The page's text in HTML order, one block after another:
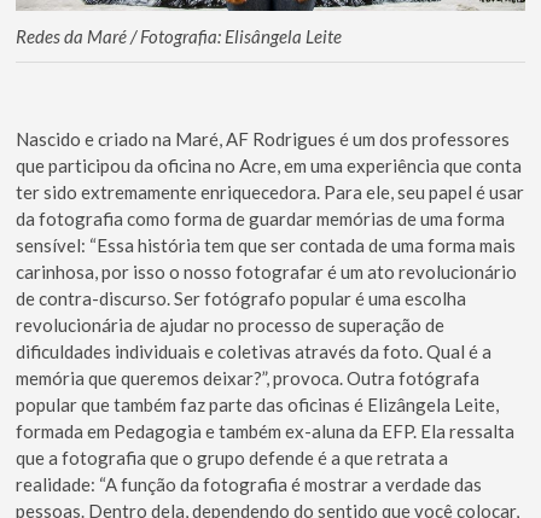
Redes da Maré / Fotografia: Elisângela Leite
Nascido e criado na Maré, AF Rodrigues é um dos professores
que participou da oficina no Acre, em uma experiência que conta
ter sido extremamente enriquecedora. Para ele, seu papel é usar
da fotografia como forma de guardar memórias de uma forma
sensível: “Essa história tem que ser contada de uma forma mais
carinhosa, por isso o nosso fotografar é um ato revolucionário
de contra-discurso. Ser fotógrafo popular é uma escolha
revolucionária de ajudar no processo de superação de
dificuldades individuais e coletivas através da foto. Qual é a
memória que queremos deixar?”, provoca. Outra fotógrafa
popular que também faz parte das oficinas é Elizângela Leite,
formada em Pedagogia e também ex-aluna da EFP. Ela ressalta
que a fotografia que o grupo defende é a que retrata a
realidade: “A função da fotografia é mostrar a verdade das
pessoas. Dentro dela, dependendo do sentido que você colocar,